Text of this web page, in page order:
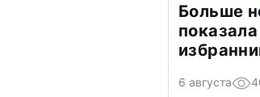
Больше
6 августа